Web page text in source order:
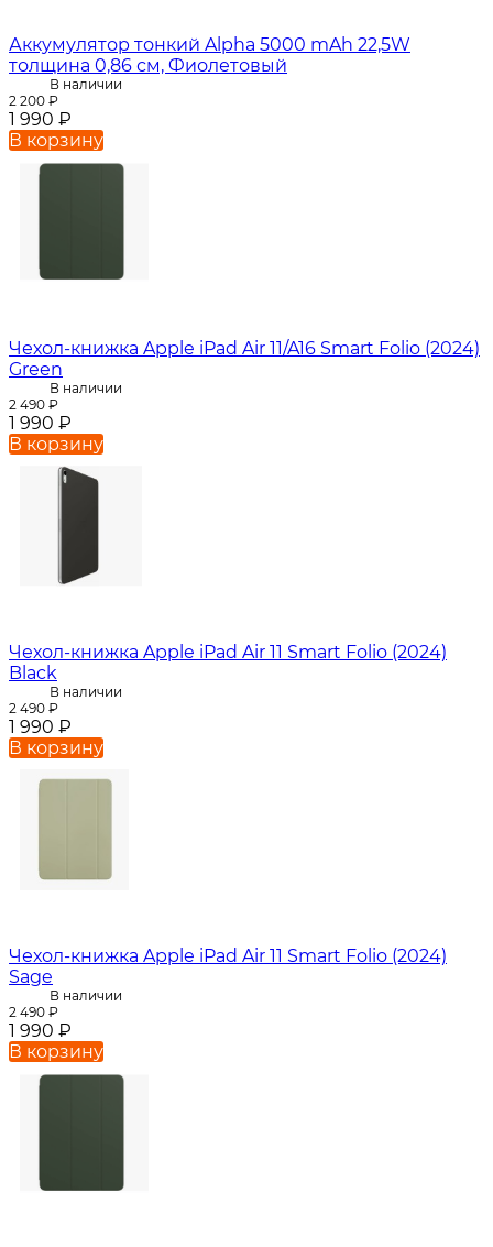
Аккумулятор тонкий Alpha 5000 mAh 22,5W
толщина 0,86 см, Фиолетовый
В наличии
2 200 ₽
1 990 ₽
В корзину
Чехол-книжка Apple iPad Air 11/A16 Smart Folio (2024)
Green
В наличии
2 490 ₽
1 990 ₽
В корзину
Чехол-книжка Apple iPad Air 11 Smart Folio (2024)
Black
В наличии
2 490 ₽
1 990 ₽
В корзину
Чехол-книжка Apple iPad Air 11 Smart Folio (2024)
Sage
В наличии
2 490 ₽
1 990 ₽
В корзину